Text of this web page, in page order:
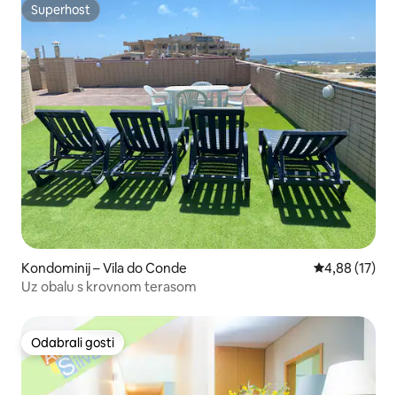
Superhost
Superhost
Kondominij – Vila do Conde Prosječna
4,88 (17)
Uz obalu s krovnom terasom
Odabrali gosti
Odabrali gosti